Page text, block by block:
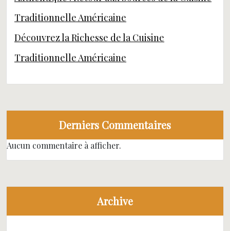
Traditionnelle Américaine
Découvrez la Richesse de la Cuisine
Traditionnelle Américaine
Derniers Commentaires
Aucun commentaire à afficher.
Archive